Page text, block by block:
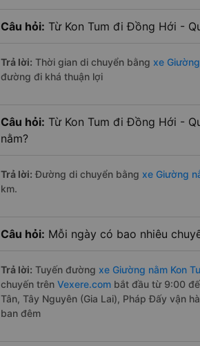
Câu hỏi: Từ Kon Tum đi Đồng Hới -
Trả lời: Thời gian di chuyển bằng xe
đường đi khá thuận lợi
Câu hỏi: Từ Kon Tum đi Đồng Hới -
nằm?
Trả lời: Đường di chuyển bằng xe Giường
km.
Câu hỏi: Mỗi ngày có bao nhiêu
Trả lời: Tuyến đường xe Giường nằm Kon
chuyến trên Vexere.com bắt đầu từ 9:00
Tân, Tây Nguyên (Gia Lai), Pháp Đấy vận
ban đêm